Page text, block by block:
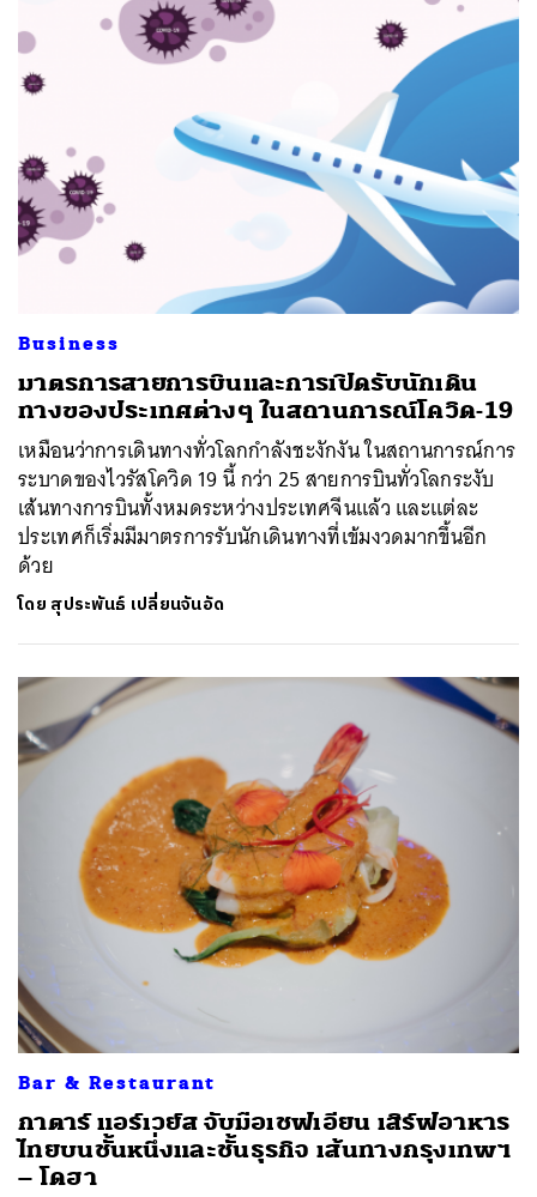
Business
มาตรการสายการบินและการเปิดรับนักเดิน
ทางของประเทศต่างๆ ในสถานการณ์โควิด-19
เหมือนว่าการเดินทางทั่วโลกกำลังชะงักงัน ในสถานการณ์การ
ระบาดของไวรัสโควิด 19 นี้ กว่า 25 สายการบินทั่วโลกระงับ
เส้นทางการบินทั้งหมดระหว่างประเทศจีนแล้ว และแต่ละ
ประเทศก็เริ่มมีมาตรการรับนักเดินทางที่เข้มงวดมากขึ้นอีก
ด้วย
โดย สุประพันธ์ เปลี่ยนจันอัด
Bar & Restaurant
กาตาร์ แอร์เวย์ส จับมือเชฟเอียน เสิร์ฟอาหาร
ไทยบนชั้นหนึ่งและชั้นธุรกิจ เส้นทางกรุงเทพฯ
– โดฮา